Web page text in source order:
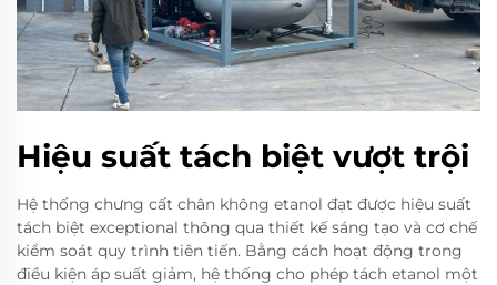
Hiệu suất tách biệt vượt trội
Hệ thống chưng cất chân không etanol đạt được hiệu suất
tách biệt exceptional thông qua thiết kế sáng tạo và cơ chế
kiểm soát quy trình tiên tiến. Bằng cách hoạt động trong
điều kiện áp suất giảm, hệ thống cho phép tách etanol một